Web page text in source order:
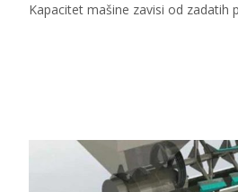
Kapacitet mašine zavisi od zadatih